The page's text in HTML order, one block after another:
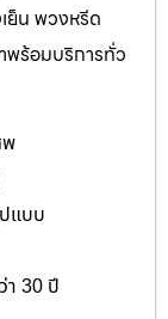
ย็น พวงหรีด
พร้อมบริการทั่ว
แบบ
30 ปี